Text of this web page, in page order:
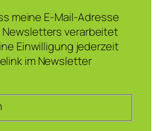
meine E-Mail-Adresse
Newsletters verarbeitet
Einwilligung jederzeit
im Newsletter